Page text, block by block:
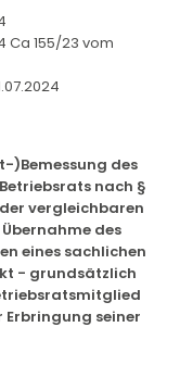
Ca 155/23 vom
)Bemessung des
nach §
vergleichbaren
des
eines sachlichen
- grundsätzlich
seiner